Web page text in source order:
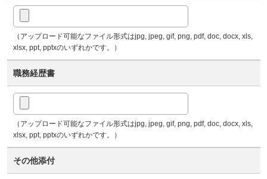
（アップロード可能なファイル形式はjpg, jpeg, gif, png, pdf, doc, docx, xls,
xlsx, ppt, pptxのいずれかです。）
職務経歴書
（アップロード可能なファイル形式はjpg, jpeg, gif, png, pdf, doc, docx, xls,
xlsx, ppt, pptxのいずれかです。）
その他添付